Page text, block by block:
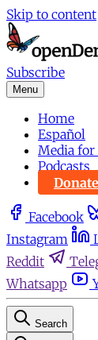
Skip to content
Subscribe
Menu
Home
Español
Media
Podcasts
Donate
Facebook
Instagram
Reddit
Whatsapp
Search